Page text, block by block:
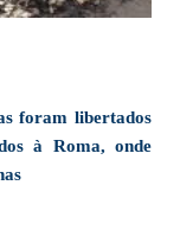
foram libertados
à Roma, onde